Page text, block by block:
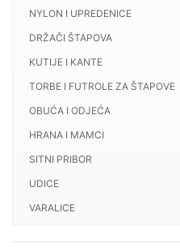
NYLON I UPREDENICE
DRŽAČI ŠTAPOVA
KUTIJE I KANTE
TORBE I FUTROLE ZA ŠTAPOVE
OBUĆA I ODJEĆA
HRANA I MAMCI
SITNI PRIBOR
UDICE
VARALICE